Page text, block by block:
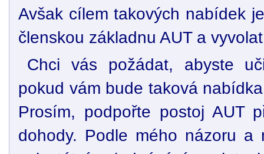
Avšak cílem takových nabídek
členskou základnu AUT a
Chci vás požádat, abyste
pokud vám bude taková
Prosím, podpořte postoj AUT
dohody. Podle mého názoru a